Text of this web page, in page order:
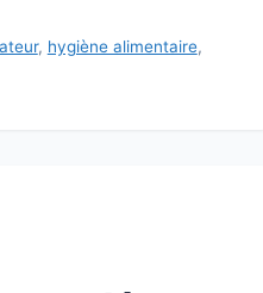
, hygiène alimentaire,